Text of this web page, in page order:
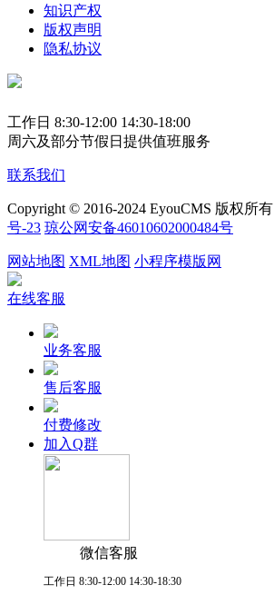
知识产权
版权声明
隐私协议
工作日 8:30-12:00 14:30-18:00
周六及部分节假日提供值班服务
联系我们
Copyright © 2016-2024 EyouCMS 版权所有
号-23 琼公网安备46010602000484号
网站地图 XML地图 小程序模版网
在线客服
业务客服
售后客服
付费修改
加入Q群
微信客服
工作日 8:30-12:00 14:30-18:30